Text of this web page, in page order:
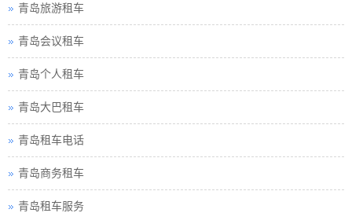
青岛旅游租车
青岛会议租车
青岛个人租车
青岛大巴租车
青岛租车电话
青岛商务租车
青岛租车服务